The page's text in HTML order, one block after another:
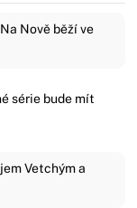
Nově běží ve
série bude mít
Vetchým a